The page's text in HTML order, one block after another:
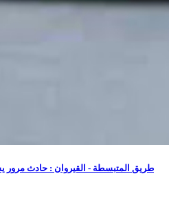
طريق المتبسطة - القيروان : حادث